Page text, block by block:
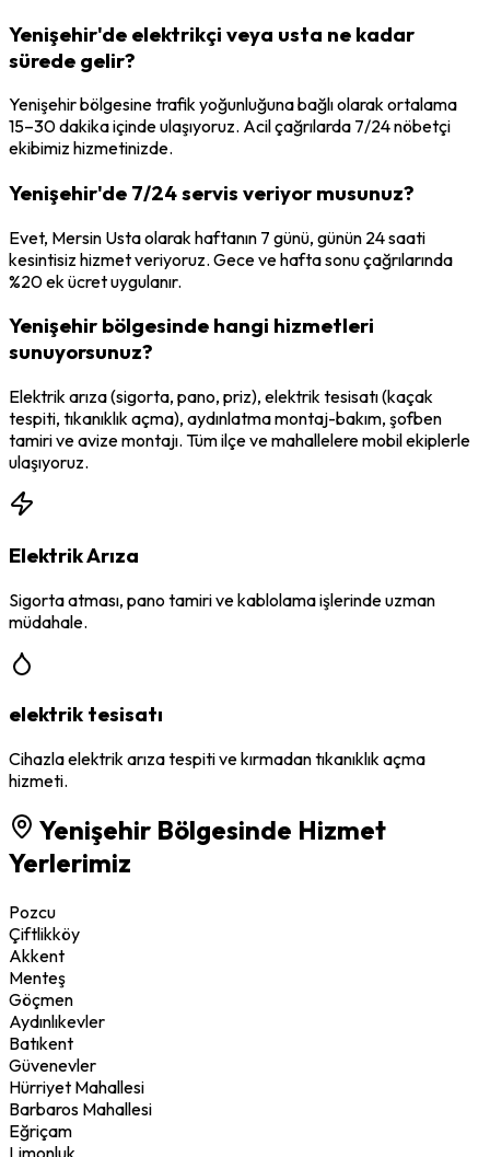
Yenişehir'de elektrikçi veya usta ne kadar
sürede gelir?
Yenişehir bölgesine trafik yoğunluğuna bağlı olarak ortalama
15–30 dakika içinde ulaşıyoruz. Acil çağrılarda 7/24 nöbetçi
ekibimiz hizmetinizde.
Yenişehir'de 7/24 servis veriyor musunuz?
Evet, Mersin Usta olarak haftanın 7 günü, günün 24 saati
kesintisiz hizmet veriyoruz. Gece ve hafta sonu çağrılarında
%20 ek ücret uygulanır.
Yenişehir bölgesinde hangi hizmetleri
sunuyorsunuz?
Elektrik arıza (sigorta, pano, priz), elektrik tesisatı (kaçak
tespiti, tıkanıklık açma), aydınlatma montaj-bakım, şofben
tamiri ve avize montajı. Tüm ilçe ve mahallelere mobil ekiplerle
ulaşıyoruz.
Elektrik Arıza
Sigorta atması, pano tamiri ve kablolama işlerinde uzman
müdahale.
elektrik tesisatı
Cihazla elektrik arıza tespiti ve kırmadan tıkanıklık açma
hizmeti.
Yenişehir Bölgesinde Hizmet
Yerlerimiz
Pozcu
Çiftlikköy
Akkent
Menteş
Göçmen
Aydınlıkevler
Batıkent
Güvenevler
Hürriyet Mahallesi
Barbaros Mahallesi
Eğriçam
Limonluk